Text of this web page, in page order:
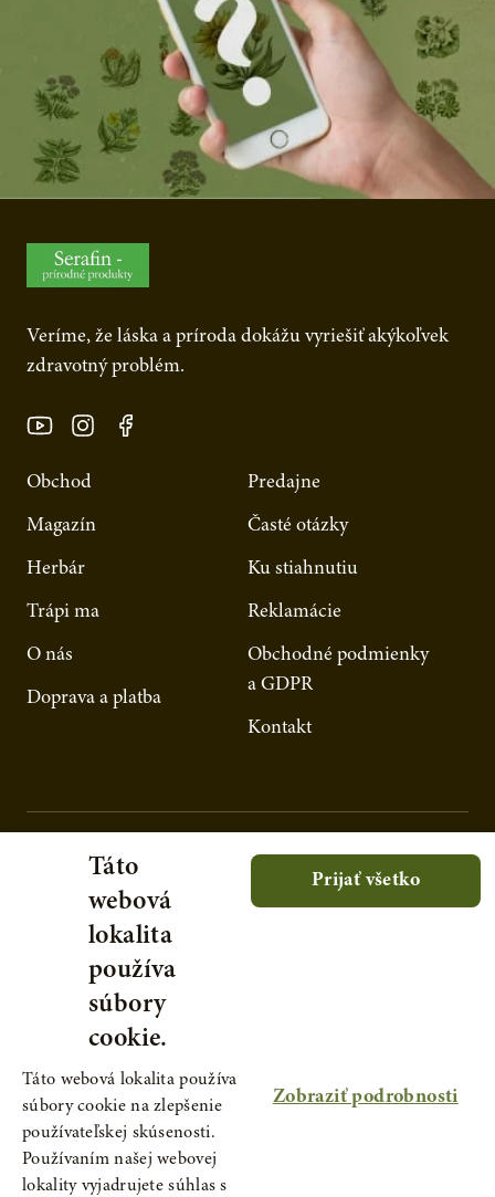
Veríme, že láska a príroda dokážu vyriešiť akýkoľvek
zdravotný problém.
Obchod
Magazín
Herbár
Trápi ma
O nás
Doprava a platba
Predajne
Časté otázky
Ku stiahnutiu
Reklamácie
Obchodné podmienky
a GDPR
Kontakt
Táto
webová
lokalita
používa
súbory
cookie.
Táto webová lokalita používa
súbory cookie na zlepšenie
používateľskej skúsenosti.
Používaním našej webovej
lokality vyjadrujete súhlas s
Prijať všetko
Zobraziť podrobnosti